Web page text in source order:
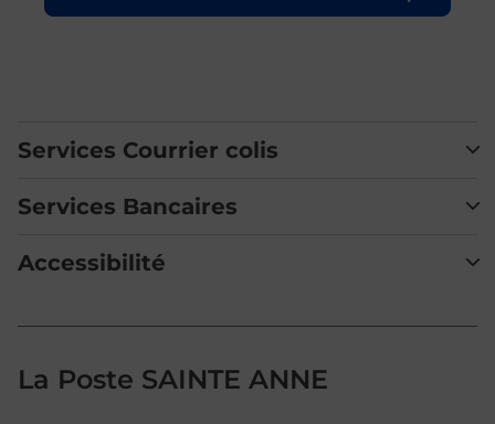
Services Courrier colis
Services Bancaires
Accessibilité
La Poste SAINTE ANNE